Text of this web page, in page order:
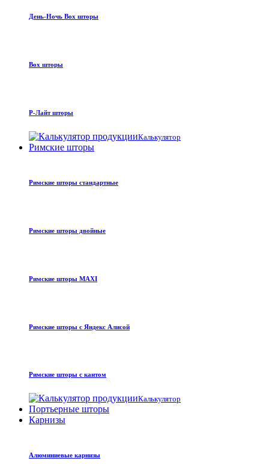
День-Ночь Box шторы
Box шторы
Р-Лайт шторы
Калькулятор
Римские шторы
Римские шторы стандартные
Римские шторы двойные
Римские шторы MAXI
Римские шторы с Яндекс Алисой
Римские шторы с кантом
Калькулятор
Портьерные шторы
Карнизы
Алюминиевые карнизы